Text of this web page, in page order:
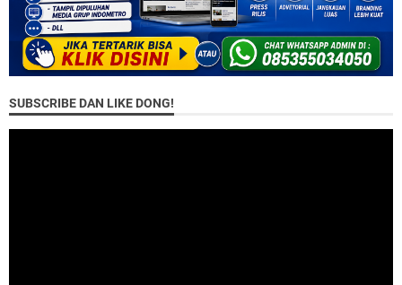
SUBSCRIBE DAN LIKE DONG!